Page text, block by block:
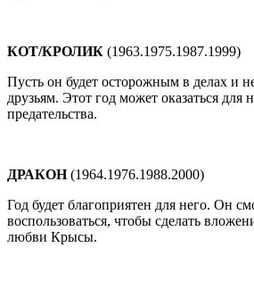
КОТ/КРОЛИК (1963.1975.1987.1999)
Пусть он будет осторожным в делах и
друзьям. Этот год может оказаться для
предательства.
ДРАКОН(1964.1976.1988.2000)
Год будет благоприятен для него. Он
воспользоваться, чтобы сделать
любви Крысы.